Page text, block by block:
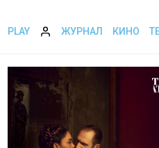
PLAY ЖУРНАЛ КИНО